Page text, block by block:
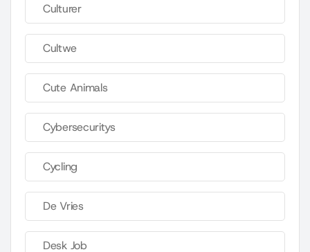
Culturer
Cultwe
Cute Animals
Cybersecuritys
Cycling
De Vries
Desk Job